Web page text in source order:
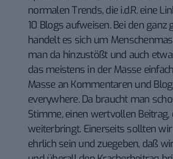
normalen Trends, die i.d.R. eine
10 Blogs aufweisen. Bei den ganz
handelt es sich um
man da hinzustößt und auch
das meistens in der Masse
Masse an Kommentaren und
everywhere. Da braucht man
Stimme, einen wertvollen
weiterbringt. Einerseits sollten
ehrlich sein und zuegeben, daß